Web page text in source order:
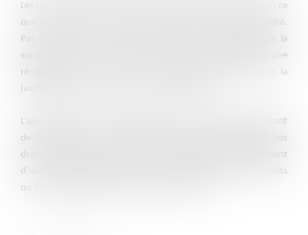
Les juges ont alors reconnu un détournement de pouvoir en ce
que la suppression du poste de l’agent est entachée d’illégalité.
Par leur pouvoir d’instruction, les juges ont constaté que la
suppression du poste de l’agent était maquillée par une
réorganisation du service qui ne démontrait aucunement la
justification du licenciement de l’agent stagiaire.
L’annulation de ces deux décisions par le Tribunal Administratif
de BORDEAUX est particulièrement intéressante s’agissant des
droits des stagiaires de la fonction publique. S’ils bénéficient
d’une situation transitoire, ils sont toutefois titulaires de droits
qu’ils peuvent faire valoir devant les tribunaux.